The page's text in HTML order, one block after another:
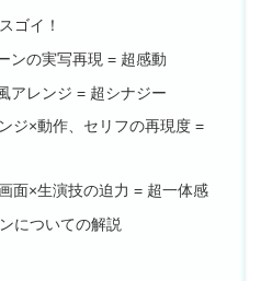
ゴイ！
ンの実写再現 = 超感動
アレンジ = 超シナジー
ジ×動作、セリフの再現度 =
面×生演技の迫力 = 超一体感
ついての解説